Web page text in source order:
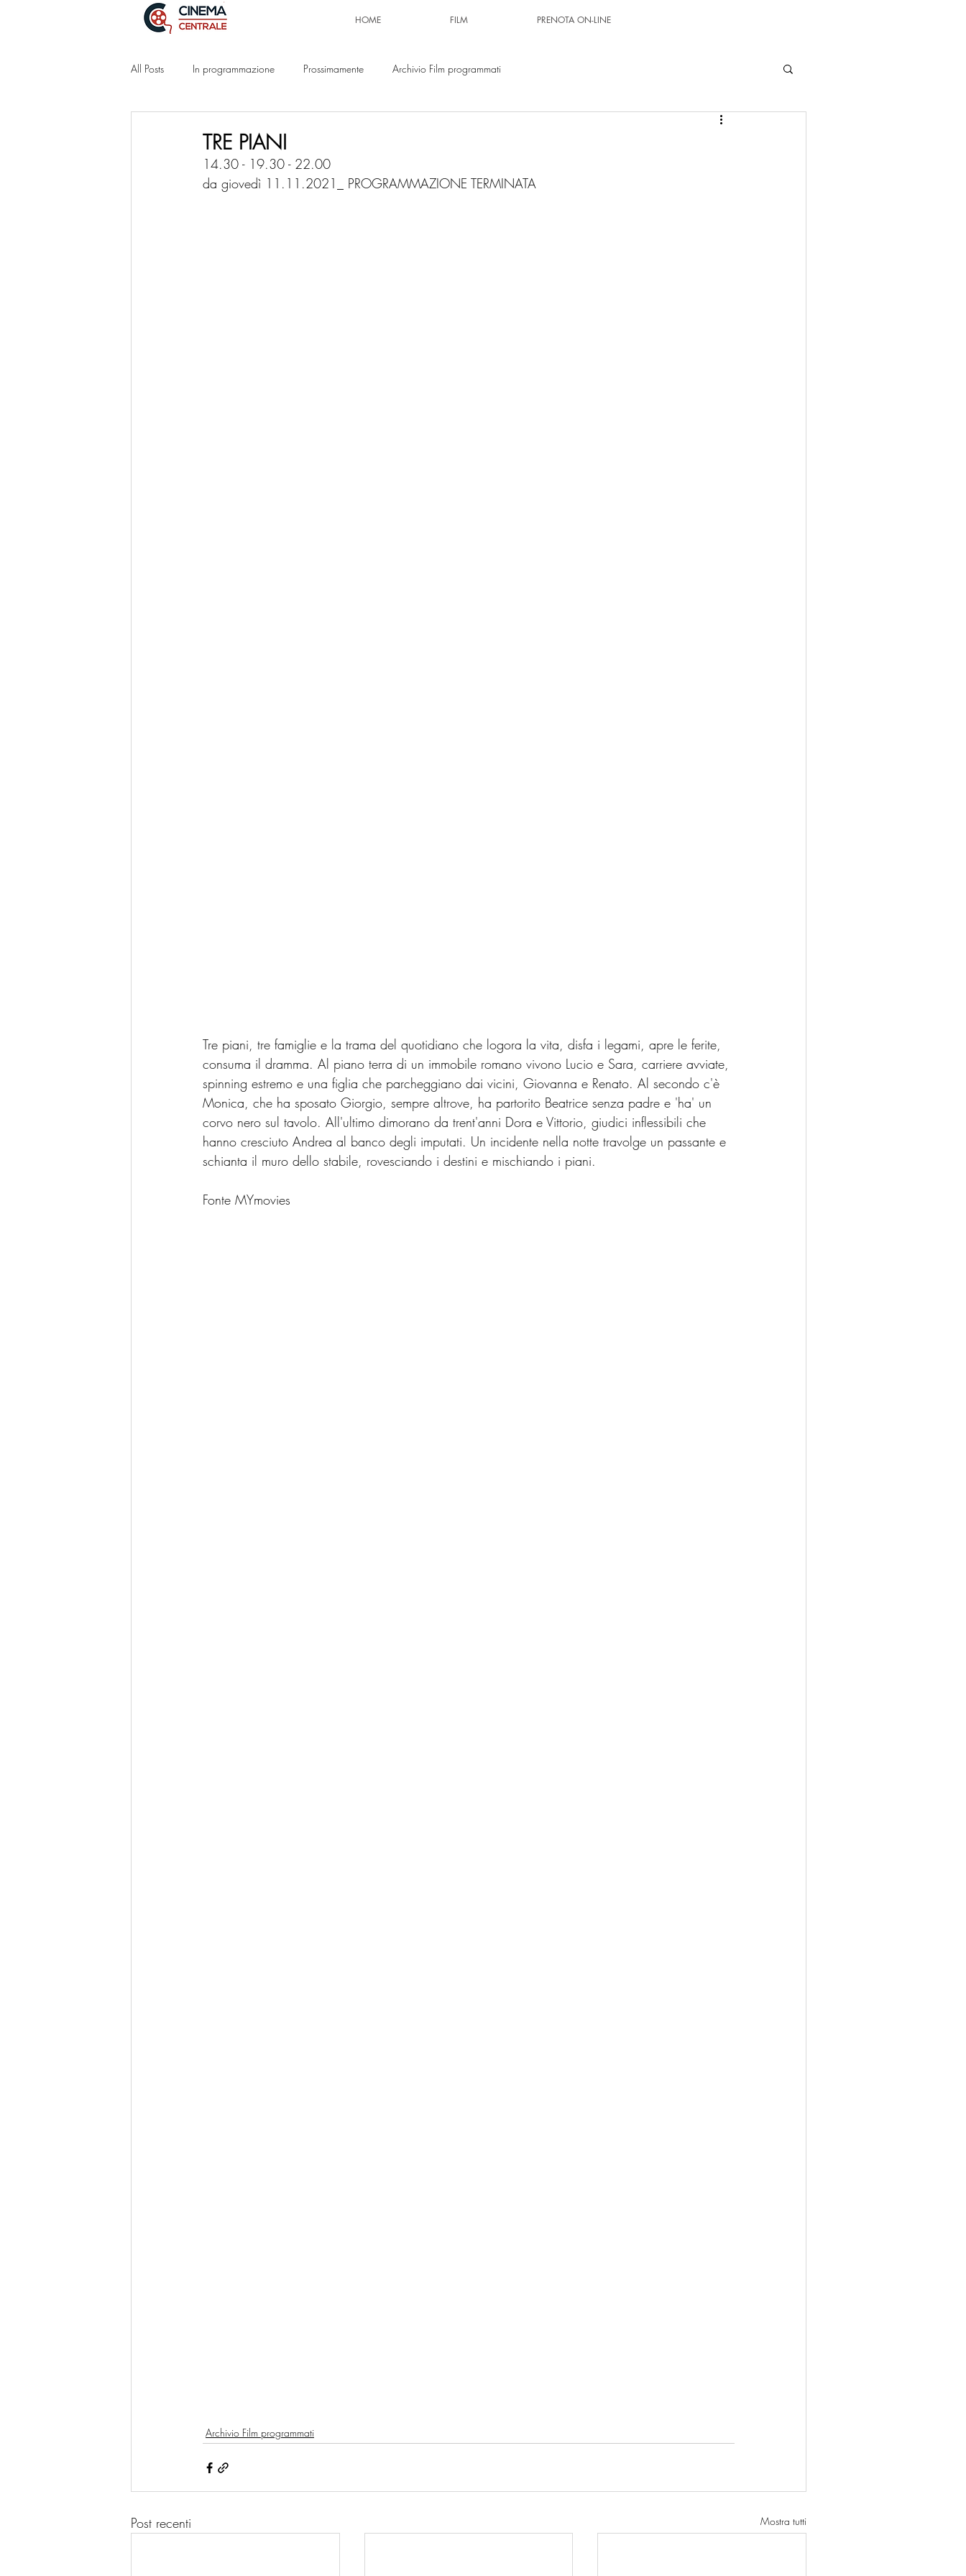
HOME FILM PRENOTA ON-LINE
All Posts In programmazione Prossimamente Archivio Film programmati
TRE PIANI
14.30 - 19.30 - 22.00
da giovedì 11.11.2021_ PROGRAMMAZIONE TERMINATA
Tre piani, tre famiglie e la trama del quotidiano che logora la vita, disfa i legami, apre le ferite,
consuma il dramma. Al piano terra di un immobile romano vivono Lucio e Sara, carriere avviate,
spinning estremo e una figlia che parcheggiano dai vicini, Giovanna e Renato. Al secondo c'è
Monica, che ha sposato Giorgio, sempre altrove, ha partorito Beatrice senza padre e 'ha' un
corvo nero sul tavolo. All'ultimo dimorano da trent'anni Dora e Vittorio, giudici inflessibili che
hanno cresciuto Andrea al banco degli imputati. Un incidente nella notte travolge un passante e
schianta il muro dello stabile, rovesciando i destini e mischiando i piani.
Fonte MYmovies
Archivio Film programmati
Post recenti Mostra tutti